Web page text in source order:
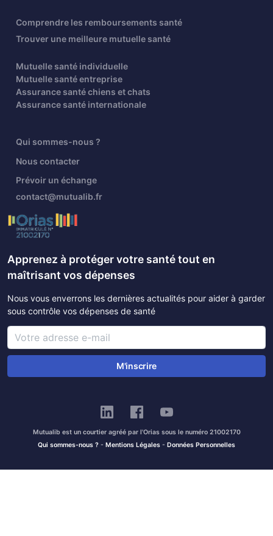
Comprendre les remboursements santé
Trouver une meilleure mutuelle santé
Mutuelle santé individuelle
Mutuelle santé entreprise
Assurance santé chiens et chats
Assurance santé internationale
Qui sommes-nous ?
Nous contacter
Prévoir un échange
contact@mutualib.fr
Apprenez à protéger votre santé tout en
maîtrisant vos dépenses
Nous vous enverrons les dernières actualités pour aider à garder
sous contrôle vos dépenses de santé
M'inscrire
Mutualib est un courtier agréé par l'Orias sous le numéro 21002170
Qui sommes-nous ? - Mentions Légales - Données Personnelles